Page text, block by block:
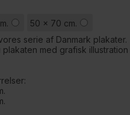
50 x 70 cm.
serie af Danmark plakater.
plakaten med grafisk